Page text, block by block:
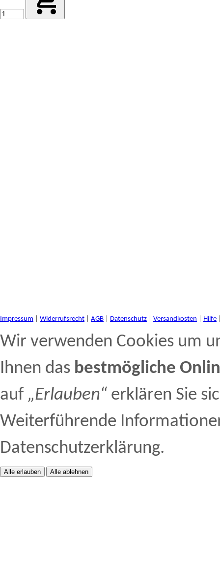
Impressum Widerrufsrecht AGB Datenschutz Versandkosten Hilfe
Wir verwenden Cookies um
Ihnen das bestmögliche
auf „Erlauben“ erklären Sie
Weiterführende
Datenschutzerklärung.
Alle erlauben Alle ablehnen